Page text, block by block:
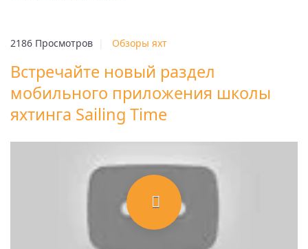
2186 Просмотров Обзоры яхт
Встречайте новый раздел
мобильного приложения школы
яхтинга Sailing Time